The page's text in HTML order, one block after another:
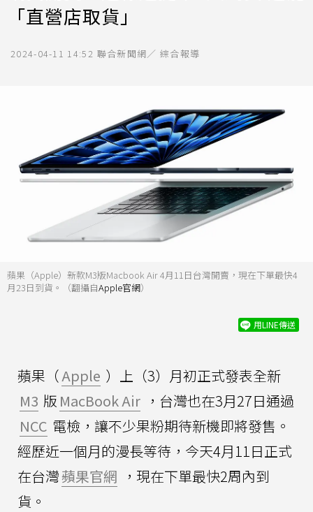
「直營店取貨」
2024-04-11 14:52 聯合新聞網／ 綜合報導
蘋果（Apple）新款M3版Macbook Air 4月11日台灣開賣，現在下單最快4
月23日到貨。（翻攝自Apple官網）
用LINE傳送
蘋果（Apple ）上（3）月初正式發表全新
M3 版 MacBook Air ，台灣也在3月27日通過
NCC 電檢，讓不少果粉期待新機即將發售。
經歷近一個月的漫長等待，今天4月11日正式
在台灣蘋果官網 ，現在下單最快2周內到
貨。